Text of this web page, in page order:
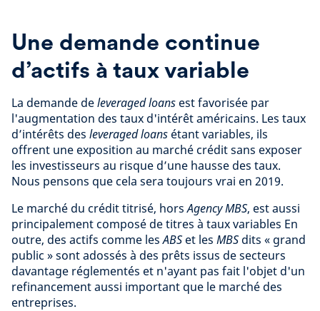
Une demande continue
d’actifs à taux variable
La demande deleveraged loans est favorisée par
l'augmentation des taux d'intérêt américains. Les taux
d’intérêts des leveraged loans étant variables, ils
offrent une exposition au marché crédit sans exposer
les investisseurs au risque d’une hausse des taux.
Nous pensons que cela sera toujours vrai en 2019.
Le marché du crédit titrisé, horsAgency MBS, est aussi
principalement composé de titres à taux variables En
outre, des actifs comme lesABSet les MBSdits « grand
public » sont adossés à des prêts issus de secteurs
davantage réglementés et n'ayant pas fait l'objet d'un
refinancement aussi important que le marché des
entreprises.